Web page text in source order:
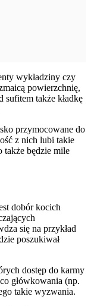
wykładziny czy
powierzchnię,
sufitem także kładkę
przymocowane do
z nich lubi takie
także będzie mile
dobórkocich
się na przykład
poszukiwał
dostęp do karmy
główkowania (np.
takie wyzwania.